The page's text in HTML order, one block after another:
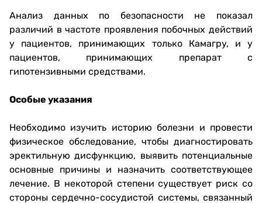
Анализ данных по безопасности не показал
различий в частоте проявления побочных действий
у пациентов, принимающих только Камагру, и у
пациентов, принимающих препарат с
гипотензивными средствами.
Особые указания
Необходимо изучить историю болезни и провести
физическое обследование, чтобы диагностировать
эректильную дисфункцию, выявить потенциальные
основные причины и назначить соответствующее
лечение. В некоторой степени существует риск со
стороны сердечно-сосудистой системы, связанный